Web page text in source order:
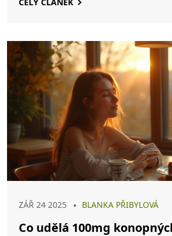
ZÁŘ 24 2025 BLANKA PŘIBYLOVÁ
Co udělá 100mg